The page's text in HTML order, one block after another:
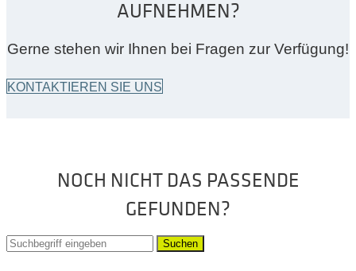
AUFNEHMEN?
Gerne stehen wir Ihnen bei Fragen zur Verfügung!
KONTAKTIEREN SIE UNS
NOCH NICHT DAS PASSENDE
GEFUNDEN?
Suchen